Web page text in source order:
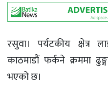
रसुवा। पर्यटकीय क्षेत्र
काठमाडौं फर्कने क्रममा
भएको छ।